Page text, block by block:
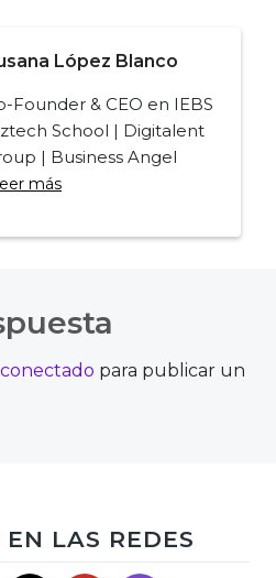
López Blanco
Founder & CEO en IEBS
School | Digitalent
| Business Angel
más
conectado para publicar un
LAS REDES